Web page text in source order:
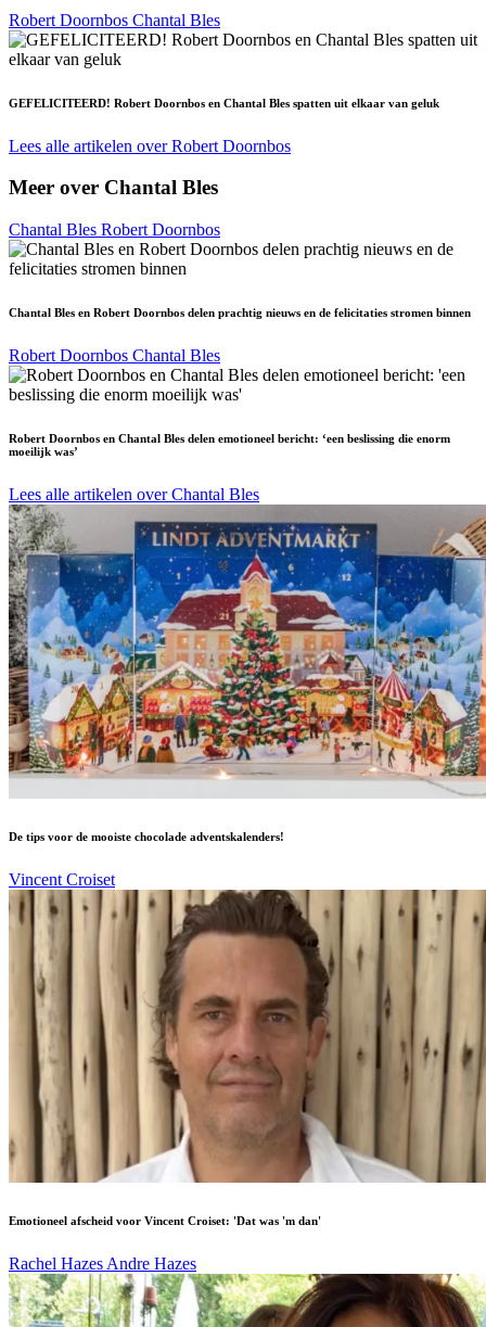
Robert Doornbos Chantal Bles
GEFELICITEERD! Robert Doornbos en Chantal Bles spatten uit elkaar van geluk
Lees alle artikelen over Robert Doornbos
Meer over Chantal Bles
Chantal Bles Robert Doornbos
Chantal Bles en Robert Doornbos delen prachtig nieuws en de felicitaties stromen binnen
Robert Doornbos Chantal Bles
Robert Doornbos en Chantal Bles delen emotioneel bericht: ‘een beslissing die enorm
moeilijk was’
Lees alle artikelen over Chantal Bles
De tips voor de mooiste chocolade adventskalenders!
Vincent Croiset
Emotioneel afscheid voor Vincent Croiset: 'Dat was 'm dan'
Rachel Hazes Andre Hazes